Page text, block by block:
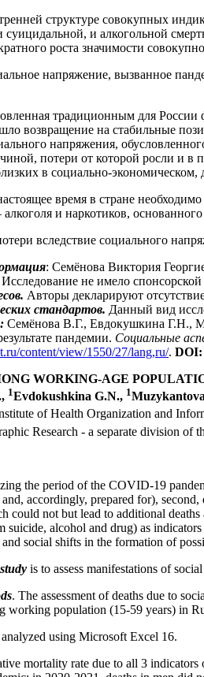
структуре совокупных
и алкогольной
роста значимости
напряжение, вызванное
традиционным для
возвращение на стабильные
напряжения,
потери от которой росли и
в социально-
время в стране
и наркотиков,
вследствие социального
: Семёнова Виктория
Исследование не имело
Авторы декларируют
стандартов. Данный вид
Семёнова В.Г., Евдокушкина Г.Н.,
пандемии. Социальные
content/view/1550/27/lang,ru/. DOI:
WORKING-AGE
1Evdokushkina G.N., 1
of Health Organization and
Research - a separate division of
the period of the COVID-19
accordingly, prepared for),
could not but lead to additional
suicide, alcohol and drug) as
social shifts in the formation of
is to assess manifestations of
. The assessment of deaths due to
working population (15-59 years) in
using Microsoft Excel 16.
mortality rate due to all 3